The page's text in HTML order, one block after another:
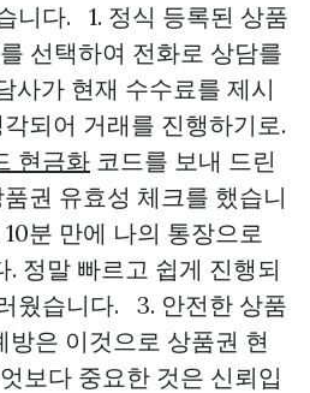
니다. 1. 정식 등록된 상품
선택하여 전화로 상담를
사가 현재 수수료를 제시
되어 거래를 진행하기로.
현금화 코드를 보내 드린
권 유효성 체크를 했습니
분 만에 나의 통장으로
정말 빠르고 쉽게 진행되
웠습니다. 3. 안전한 상품
방은 이것으로 상품권 현
보다 중요한 것은 신뢰입